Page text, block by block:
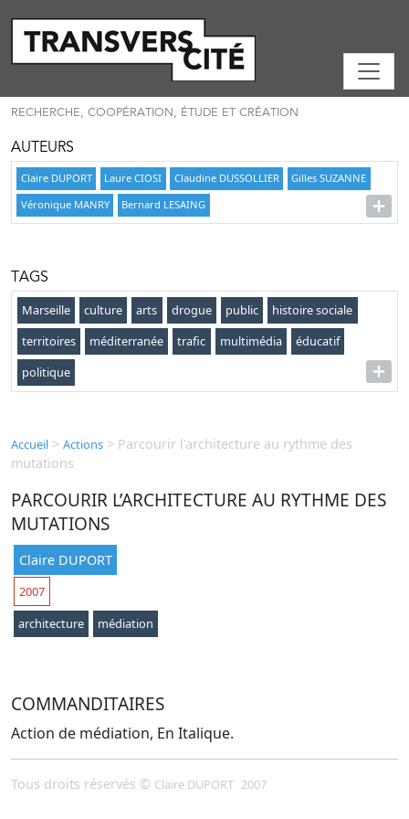
RECHERCHE, COOPÉRATION, ÉTUDE ET CRÉATION
AUTEURS
Claire DUPORT Laure CIOSI Claudine DUSSOLLIER
Gilles SUZANNE
Véronique MANRY
Bernard LESAING
TAGS
Marseille culture arts drogue public
histoire sociale
territoires
méditerranée trafic multimédia
éducatif
politique
Accueil > Actions > Parcourir l’architecture au rythme des
mutations
PARCOURIR L’ARCHITECTURE AU RYTHME DES
MUTATIONS
Claire DUPORT
2007
architecture
médiation
COMMANDITAIRES
Action de médiation, En Italique.
Tous droits réservés © Claire DUPORT 2007